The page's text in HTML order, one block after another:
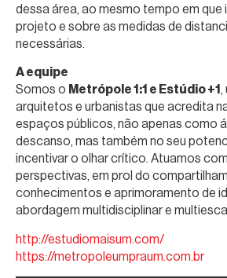
dessa área, ao mesmo tempo em
projeto e sobre as medidas de
necessárias.
A equipe
Somos o Metrópole 1:1 e Estúdio +1,
arquitetos e urbanistas que acredita
espaços públicos, não apenas como
descanso, mas também no seu
incentivar o olhar crítico. Atuamos
perspectivas, em prol do
conhecimentos e aprimoramento de
abordagem multidisciplinar e
http://estudiomaisum.com/
https://metropoleumpraum.com.br